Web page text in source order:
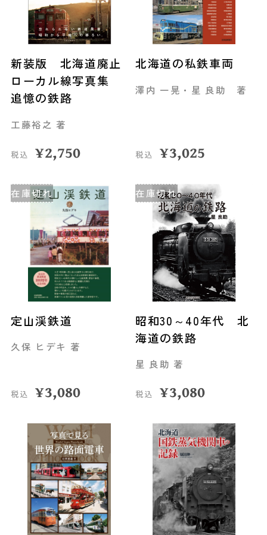
新装版 北海道廃止
ローカル線写真集
追憶の鉄路
工藤裕之 著
税込 ¥2,750
北海道の私鉄車両
澤内 一晃・星 良助 著
税込 ¥3,025
在庫切れ
定山渓鉄道
久保 ヒデキ 著
税込 ¥3,080
在庫切れ
昭和30～40年代 北
海道の鉄路
星 良助 著
税込 ¥3,080